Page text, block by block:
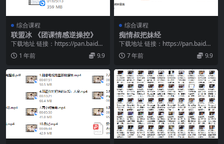
综合课程
联盟冰 《团课情感逆操控》
下载地址 链接：https://pan.baidu.
com/s/1g5FiSt4...
1 年前 9.9
综合课程
痴情叔把妹经
下载地址 链接：https://pan.baidu.
com/s/16QNj-fo...
7 年前 9.9